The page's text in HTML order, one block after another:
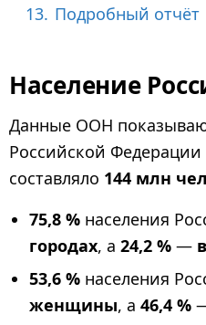
13. Подробный отчёт
Население
Данные ООН
Российской Федерации
составляло 144 млн
75,8 % населения
городах, а 24,2 % —
53,6 % населения
женщины, а 46,4 %